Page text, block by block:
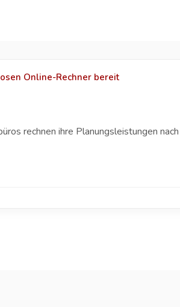
Online-Rechner bereit
rechnen ihre Planungsleistungen